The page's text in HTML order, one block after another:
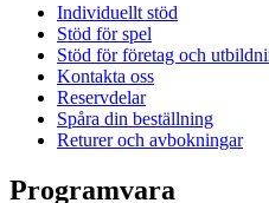
Individuellt stöd
Stöd för spel
Stöd för företag och
Kontakta oss
Reservdelar
Spåra din beställning
Returer och avbokningar
Programvara